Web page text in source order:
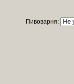
Пивоварня: